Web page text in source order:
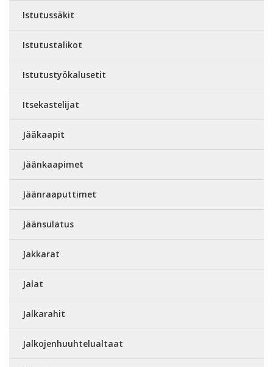
Istutussäkit
Istutustalikot
Istutustyökalusetit
Itsekastelijat
Jääkaapit
Jäänkaapimet
Jäänraaputtimet
Jäänsulatus
Jakkarat
Jalat
Jalkarahit
Jalkojenhuuhtelualtaat